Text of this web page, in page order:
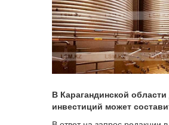
В Карагандинской
инвестиций может